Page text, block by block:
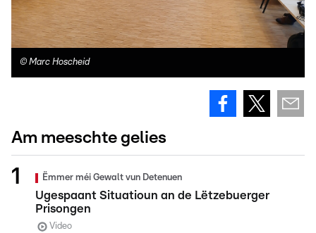
© Marc Hoscheid
Am meeschte gelies
Ëmmer méi Gewalt vun Detenuen
Ugespaant Situatioun an de Lëtzebuerger
Prisongen
Video